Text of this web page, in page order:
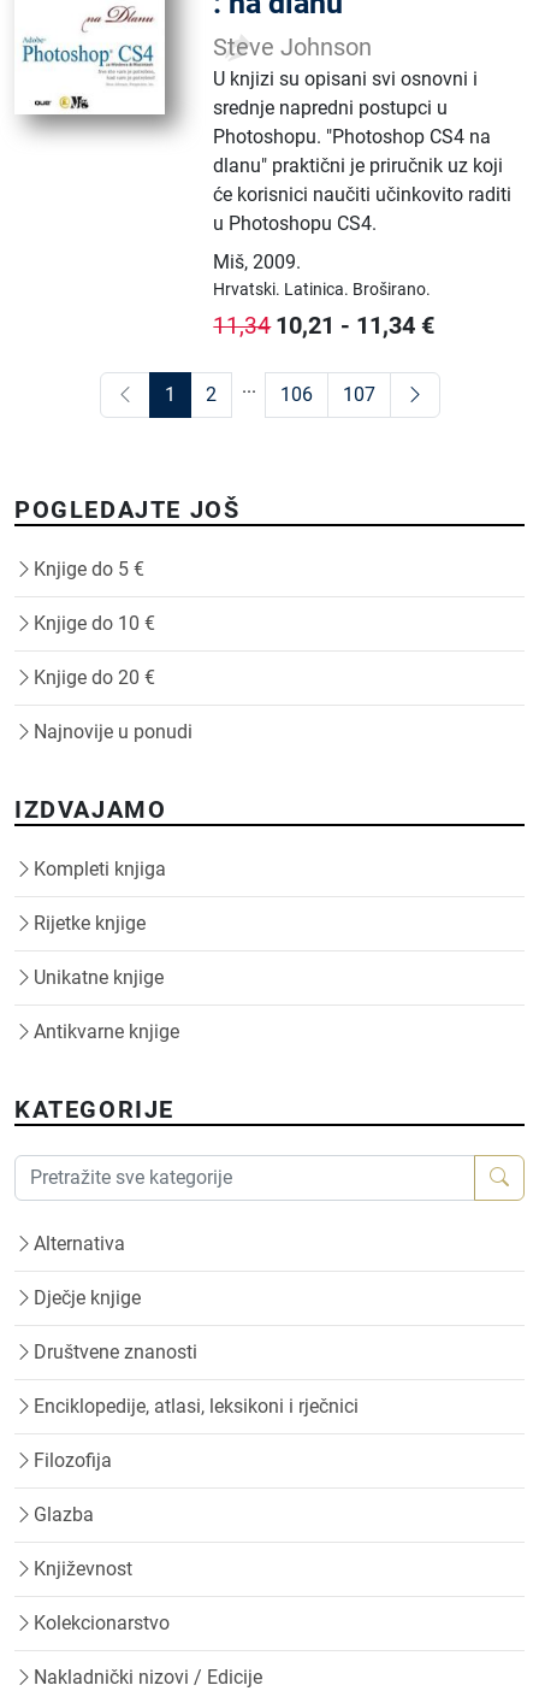
Steve Johnson
U knjizi su opisani svi osnovni i
srednje napredni postupci u
Photoshopu. "Photoshop CS4 na
dlanu" praktični je priručnik uz koji
će korisnici naučiti učinkovito raditi
u Photoshopu CS4.
Miš,2009.
Hrvatski. Latinica. Broširano.
11,34 10,21 - 11,34 €
1 2 ... 106 107
POGLEDAJTE JOŠ
Knjige do 5 €
Knjige do 10 €
Knjige do 20 €
Najnovije u ponudi
IZDVAJAMO
Kompleti knjiga
Rijetke knjige
Unikatne knjige
Antikvarne knjige
KATEGORIJE
Alternativa
Dječje knjige
Društvene znanosti
Enciklopedije, atlasi, leksikoni i rječnici
Filozofija
Glazba
Književnost
Kolekcionarstvo
Nakladnički nizovi / Edicije